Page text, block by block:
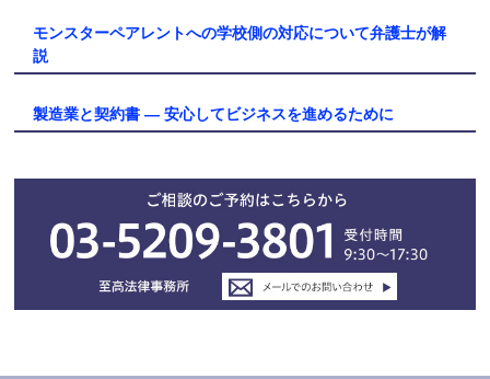
モンスターペアレントへの学校側の対応について弁護士が解
説
製造業と契約書 ― 安心してビジネスを進めるために